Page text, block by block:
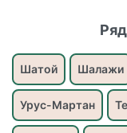
Шатой Шалажи
Урус-Мартан